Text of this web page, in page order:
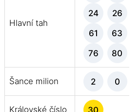
Hlavní tah
24 26
61 63
76 80
Šance milion 2 0
Královské číslo 30